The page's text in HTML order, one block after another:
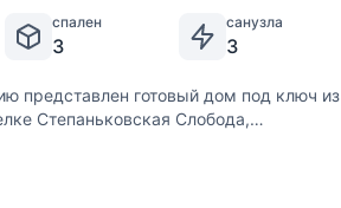
спален
3
санузла
3
представлен готовый дом под ключ из
Степаньковская Слобода,
шоссе в окружении смешанного